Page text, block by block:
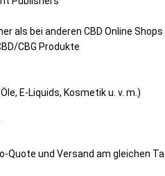
als bei anderen CBD Online Shops
CBG Produkte
E-Liquids, Kosmetik u. v. m.)
Quote und Versand am gleichen